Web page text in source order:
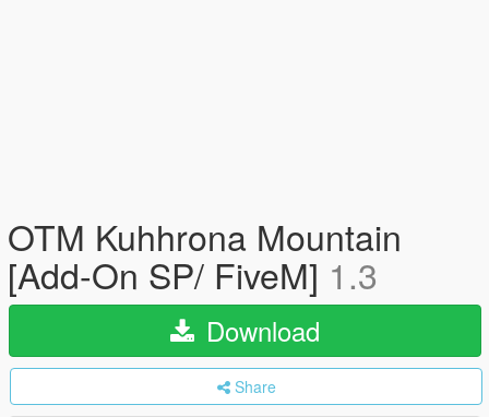
OTM Kuhhrona Mountain
[Add-On SP/ FiveM] 1.3
Download
Share